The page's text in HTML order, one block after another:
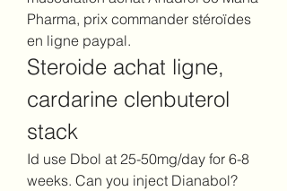
Pharma, prix commander stéroïdes
en ligne paypal.
Steroide achat ligne,
cardarine clenbuterol
stack
Id use Dbol at 25-50mg/day for 6-8
weeks. Can you inject Dianabol?